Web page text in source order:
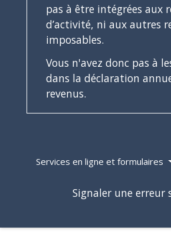
pas à être intégrées aux
d’activité, ni aux autres
imposables.
Vous n'avez donc pas à
dans la déclaration
revenus.
Services en ligne et formulaires
Signaler une erreur